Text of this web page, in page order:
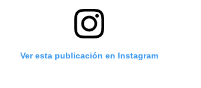
Ver esta publicación en Instagram